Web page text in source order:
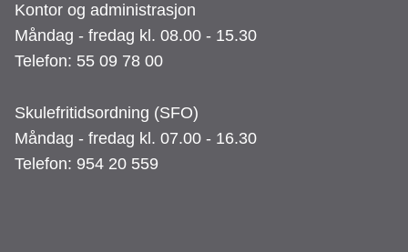
Kontor og administrasjon
Måndag - fredag kl. 08.00 - 15.30
Telefon: 55 09 78 00
Skulefritidsordning (SFO)
Måndag - fredag kl. 07.00 - 16.30
Telefon: 954 20 559